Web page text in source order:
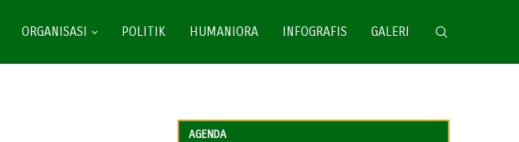
ORGANISASI POLITIK HUMANIORA INFOGRAFIS GALERI
AGENDA